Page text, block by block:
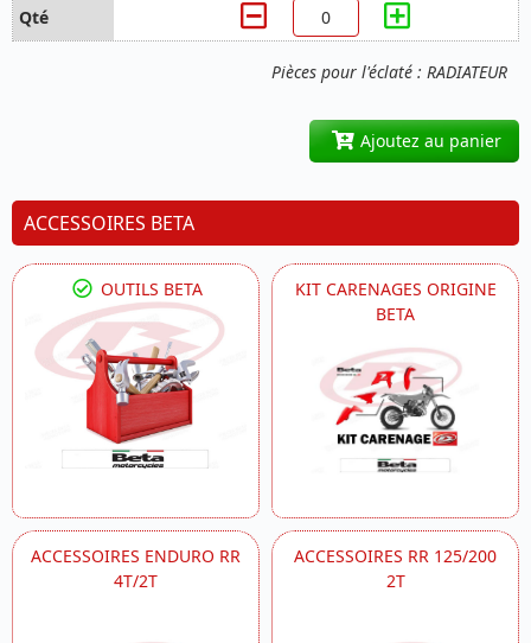
Pièces pour l'éclaté : RADIATEUR
Ajoutez au panier
ACCESSOIRES BETA
OUTILS BETA
KIT CARENAGES ORIGINE
BETA
ACCESSOIRES ENDURO RR
4T/2T
ACCESSOIRES RR 125/200
2T